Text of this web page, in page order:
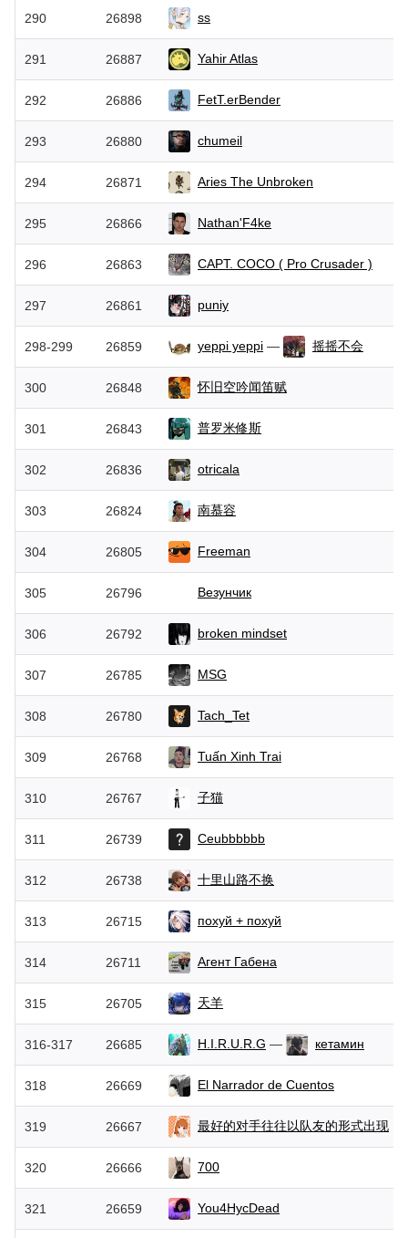
290 26898 ss
291 26887 Yahir Atlas
292 26886 FetT.erBender
293 26880 chumeil
294 26871 Aries The Unbroken
295 26866 Nathan'F4ke
296 26863 CAPT. COCO ( Pro Crusader )
297 26861 puniy
298-299 26859 yeppi yeppi — 摇摇不会
300 26848 怀旧空吟闻笛赋
301 26843 普罗米修斯
302 26836 otricala
303 26824 南慕容
304 26805 Freeman
305 26796 Везунчик
306 26792 broken mindset
307 26785 MSG
308 26780 Tach_Tet
309 26768 Tuấn Xinh Trai
310 26767 子猫
311 26739 Ceubbbbbb
312 26738 十里山路不换
313 26715 похуй + похуй
314 26711 Агент Габена
315 26705 天羊
316-317 26685 H.I.R.U.R.G — кетамин
318 26669 El Narrador de Cuentos
319 26667 最好的对手往往以队友的形式出现
320 26666 700
321 26659 You4HycDead